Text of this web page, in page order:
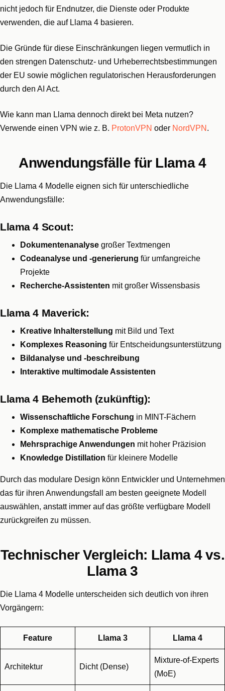
nicht jedoch für Endnutzer, die Dienste oder Produkte
verwenden, die auf Llama 4 basieren.
Die Gründe für diese Einschränkungen liegen vermutlich in
den strengen Datenschutz- und Urheberrechtsbestimmungen
der EU sowie möglichen regulatorischen Herausforderungen
durch den AI Act.
Wie kann man Llama dennoch direkt bei Meta nutzen?
Verwende einen VPN wie z. B. ProtonVPN oder NordVPN .
Anwendungsfälle für Llama 4
Die Llama 4 Modelle eignen sich für unterschiedliche
Anwendungsfälle:
Llama 4 Scout:
Dokumentenanalyse großer Textmengen
Codeanalyse und -generierung für umfangreiche
Projekte
Recherche-Assistenten mit großer Wissensbasis
Llama 4 Maverick:
Kreative Inhalterstellung mit Bild und Text
Komplexes Reasoning für Entscheidungsunterstützung
Bildanalyse und -beschreibung
Interaktive multimodale Assistenten
Llama 4 Behemoth (zukünftig):
Wissenschaftliche Forschung in MINT-Fächern
Komplexe mathematische Probleme
Mehrsprachige Anwendungen mit hoher Präzision
Knowledge Distillation für kleinere Modelle
Durch das modulare Design könn Entwickler und Unternehmen
das für ihren Anwendungsfall am besten geeignete Modell
auswählen, anstatt immer auf das größte verfügbare Modell
zurückgreifen zu müssen.
Technischer Vergleich: Llama 4 vs.
Llama 3
Die Llama 4 Modelle unterscheiden sich deutlich von ihren
Vorgängern:
Feature Llama 3 Llama 4
Architektur Dicht (Dense)
Mixture-of-Experts
(MoE)